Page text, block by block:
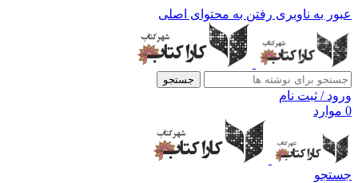
عبور به ناوبری رفتن به محتوای اصلی
جستجو
ورود / ثبت نام
0 موارد
جستجو